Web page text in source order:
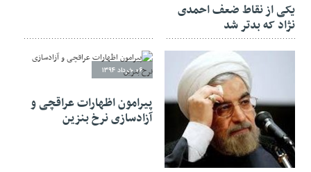
یکی از نقاط ضعف احمدی
نژاد که بدتر شد
۲۷ خرداد ۱۳۹۴
۰۶ خرداد ۱۳۹۴
پیرامون اظهارات عراقچی و
آزادسازی نرخ بنزین